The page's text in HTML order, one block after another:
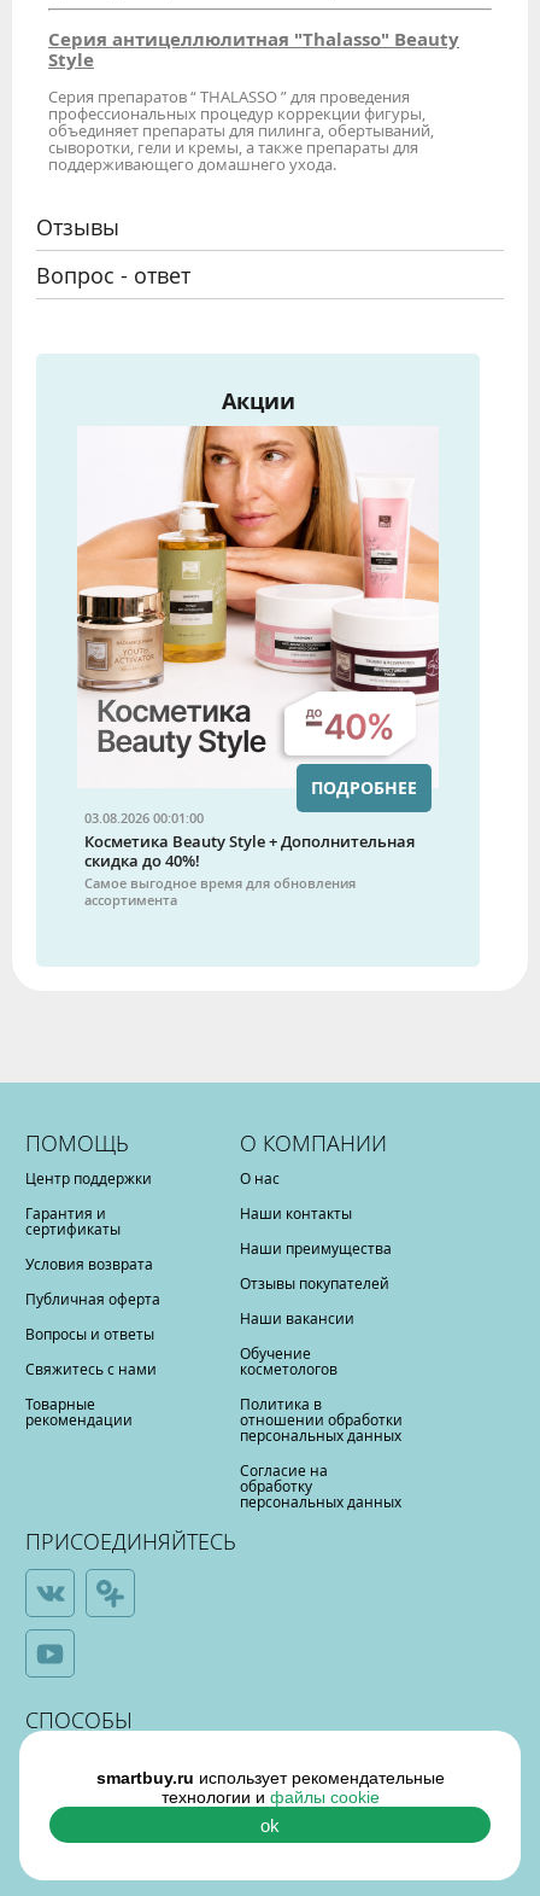
Серия антицеллюлитная "Thalasso" Beauty
Style
Серия препаратов “ THALASSO ” для проведения
профессиональных процедур коррекции фигуры,
объединяет препараты для пилинга, обертываний,
сыворотки, гели и кремы, а также препараты для
поддерживающего домашнего ухода.
Отзывы
Вопрос - ответ
Акции
03.08.2026 00:01:00
Косметика Beauty Style + Дополнительная
скидка до 40%!
Самое выгодное время для обновления
ассортимента
ПОДРОБНЕЕ
ПОМОЩЬ
Центр поддержки
Гарантия и
сертификаты
Условия возврата
Публичная оферта
Вопросы и ответы
Свяжитесь с нами
Товарные
рекомендации
О КОМПАНИИ
О нас
Наши контакты
Наши преимущества
Отзывы покупателей
Наши вакансии
Обучение
косметологов
Политика в
отношении обработки
персональных данных
Согласие на
обработку
персональных данных
ПРИСОЕДИНЯЙТЕСЬ
СПОСОБЫ
ОПЛАТЫ
smartbuy.ru использует рекомендательные
технологии и файлы cookie
ok